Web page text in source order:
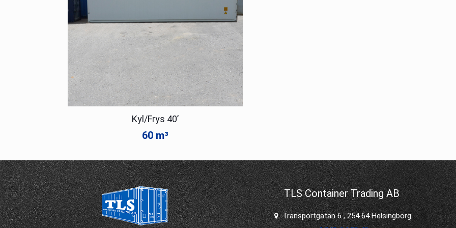
Kyl/Frys 40’
60 m³
TLS Container Trading AB
Transportgatan 6 , 254 64 Helsingborg